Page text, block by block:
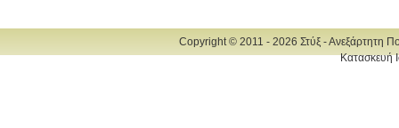
Copyright © 2011 - 2026 Στύξ - Ανεξάρτητη
Κατασκευή